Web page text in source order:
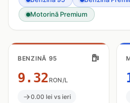
Motorină Premium
BENZINĂ 95
9.32 RON/L
0.00 lei vs ieri